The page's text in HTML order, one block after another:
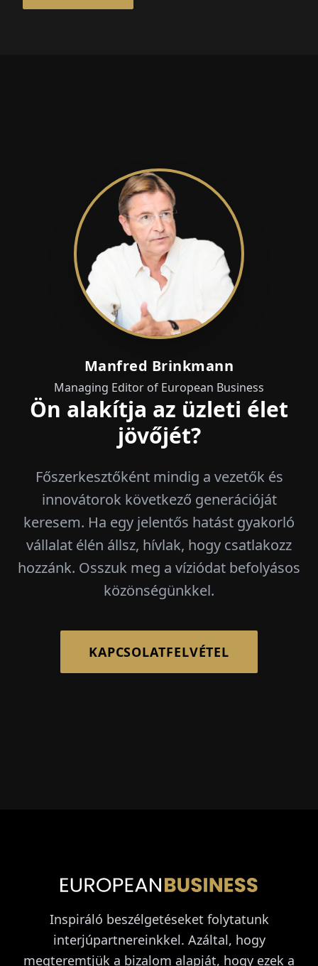
Manfred Brinkmann
Managing Editor of European Business
Ön alakítja az üzleti élet
jövőjét?
Főszerkesztőként mindig a vezetők és
innovátorok következő generációját
keresem. Ha egy jelentős hatást gyakorló
vállalat élén állsz, hívlak, hogy csatlakozz
hozzánk. Osszuk meg a víziódat befolyásos
közönségünkkel.
KAPCSOLATFELVÉTEL
Inspiráló beszélgetéseket folytatunk
interjúpartnereinkkel. Azáltal, hogy
megteremtjük a bizalom alapját, hogy ezek a